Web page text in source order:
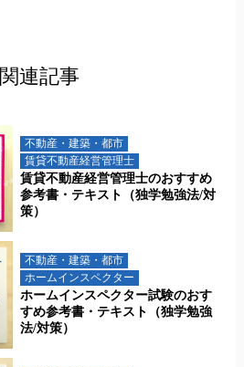
関連記事
不動産・建築・都市
賃貸不動産経営管理士
賃貸不動産経営管理士のおすすめ
参考書・テキスト（独学勉強法/対
策）
不動産・建築・都市
ホームインスペクター
ホームインスペクター試験のおす
すめ参考書・テキスト（独学勉強
法/対策）